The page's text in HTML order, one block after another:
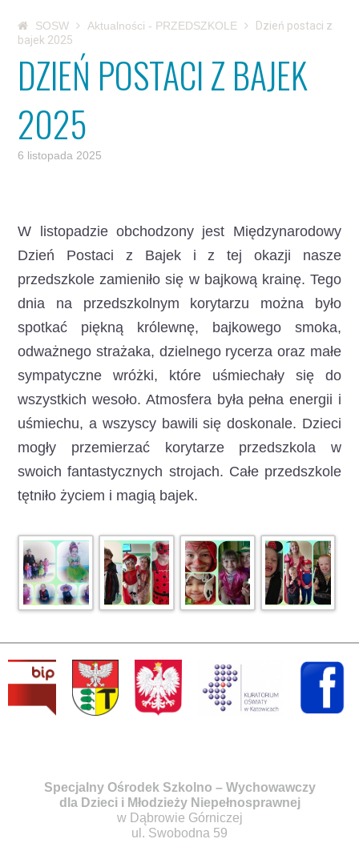
SOSW Aktualności - PRZEDSZKOLE
Dzień postaci z
bajek 2025
DZIEŃ POSTACI Z BAJEK
2025
6 listopada 2025
W listopadzie obchodzony jest Międzynarodowy
Dzień Postaci z Bajeki z tej okazji nasze
przedszkole zamieniło się w bajkową krainę. Tego
dnia na przedszkolnym korytarzu można było
spotkać piękną królewnę, bajkowego smoka,
odważnego strażaka, dzielnego rycerza oraz małe
sympatyczne wróżki, które uśmiechały się do
wszystkich wesoło. Atmosfera była pełna energii i
uśmiechu, a wszyscy bawili się doskonale. Dzieci
mogły przemierzać korytarze przedszkola w
swoich fantastycznych strojach. Całe przedszkole
tętniło życiem i magią bajek.
Specjalny Ośrodek Szkolno – Wychowawczy
dla Dzieci i Młodzieży Niepełnosprawnej
w Dąbrowie Górniczej
ul. Swobodna 59